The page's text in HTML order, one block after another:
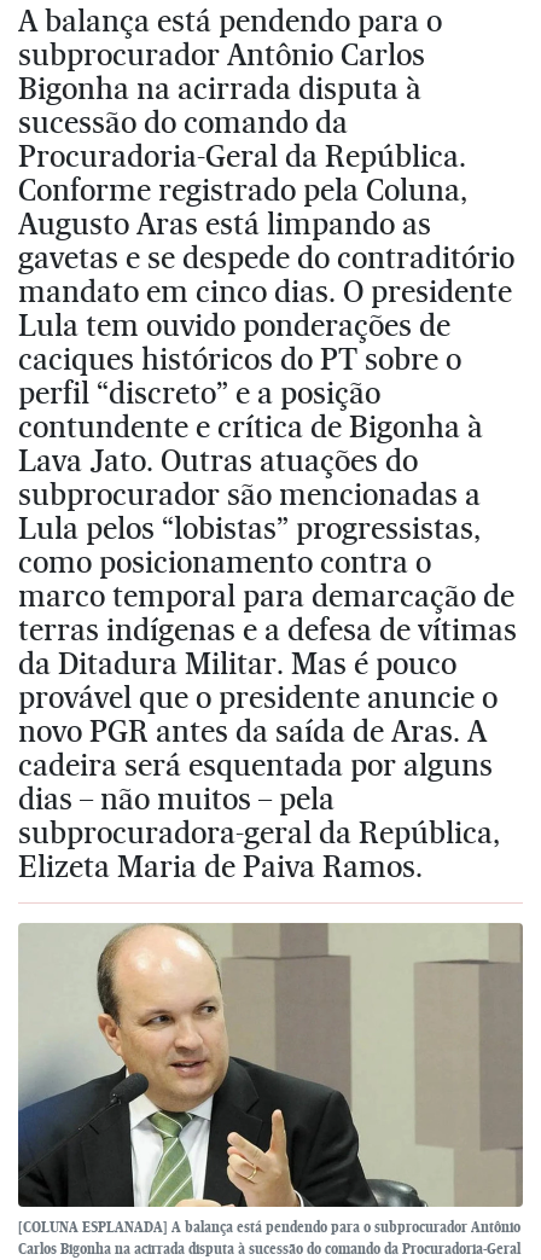
A balança está pendendo para o
subprocurador Antônio Carlos
Bigonha na acirrada disputa à
sucessão do comando da
Procuradoria-Geral da República.
Conforme registrado pela Coluna,
Augusto Aras está limpando as
gavetas e se despede do contraditório
mandato em cinco dias. O presidente
Lula tem ouvido ponderações de
caciques históricos do PT sobre o
perfil “discreto” e a posição
contundente e crítica de Bigonha à
Lava Jato. Outras atuações do
subprocurador são mencionadas a
Lula pelos “lobistas” progressistas,
como posicionamento contra o
marco temporal para demarcação de
terras indígenas e a defesa de vítimas
da Ditadura Militar. Mas é pouco
provável que o presidente anuncie o
novo PGR antes da saída de Aras. A
cadeira será esquentada por alguns
dias – não muitos – pela
subprocuradora-geral da República,
Elizeta Maria de Paiva Ramos.
[COLUNA ESPLANADA] A balança está pendendo para o subprocurador Antônio
Carlos Bigonha na acirrada disputa à sucessão do comando da Procuradoria-Geral